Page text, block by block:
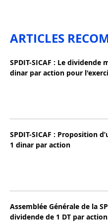
ARTICLES
SPDIT-SICAF : Le dividende
dinar par action pour
SPDIT-SICAF : Proposition
1 dinar par action
Assemblée Générale de la
dividende de 1 DT par